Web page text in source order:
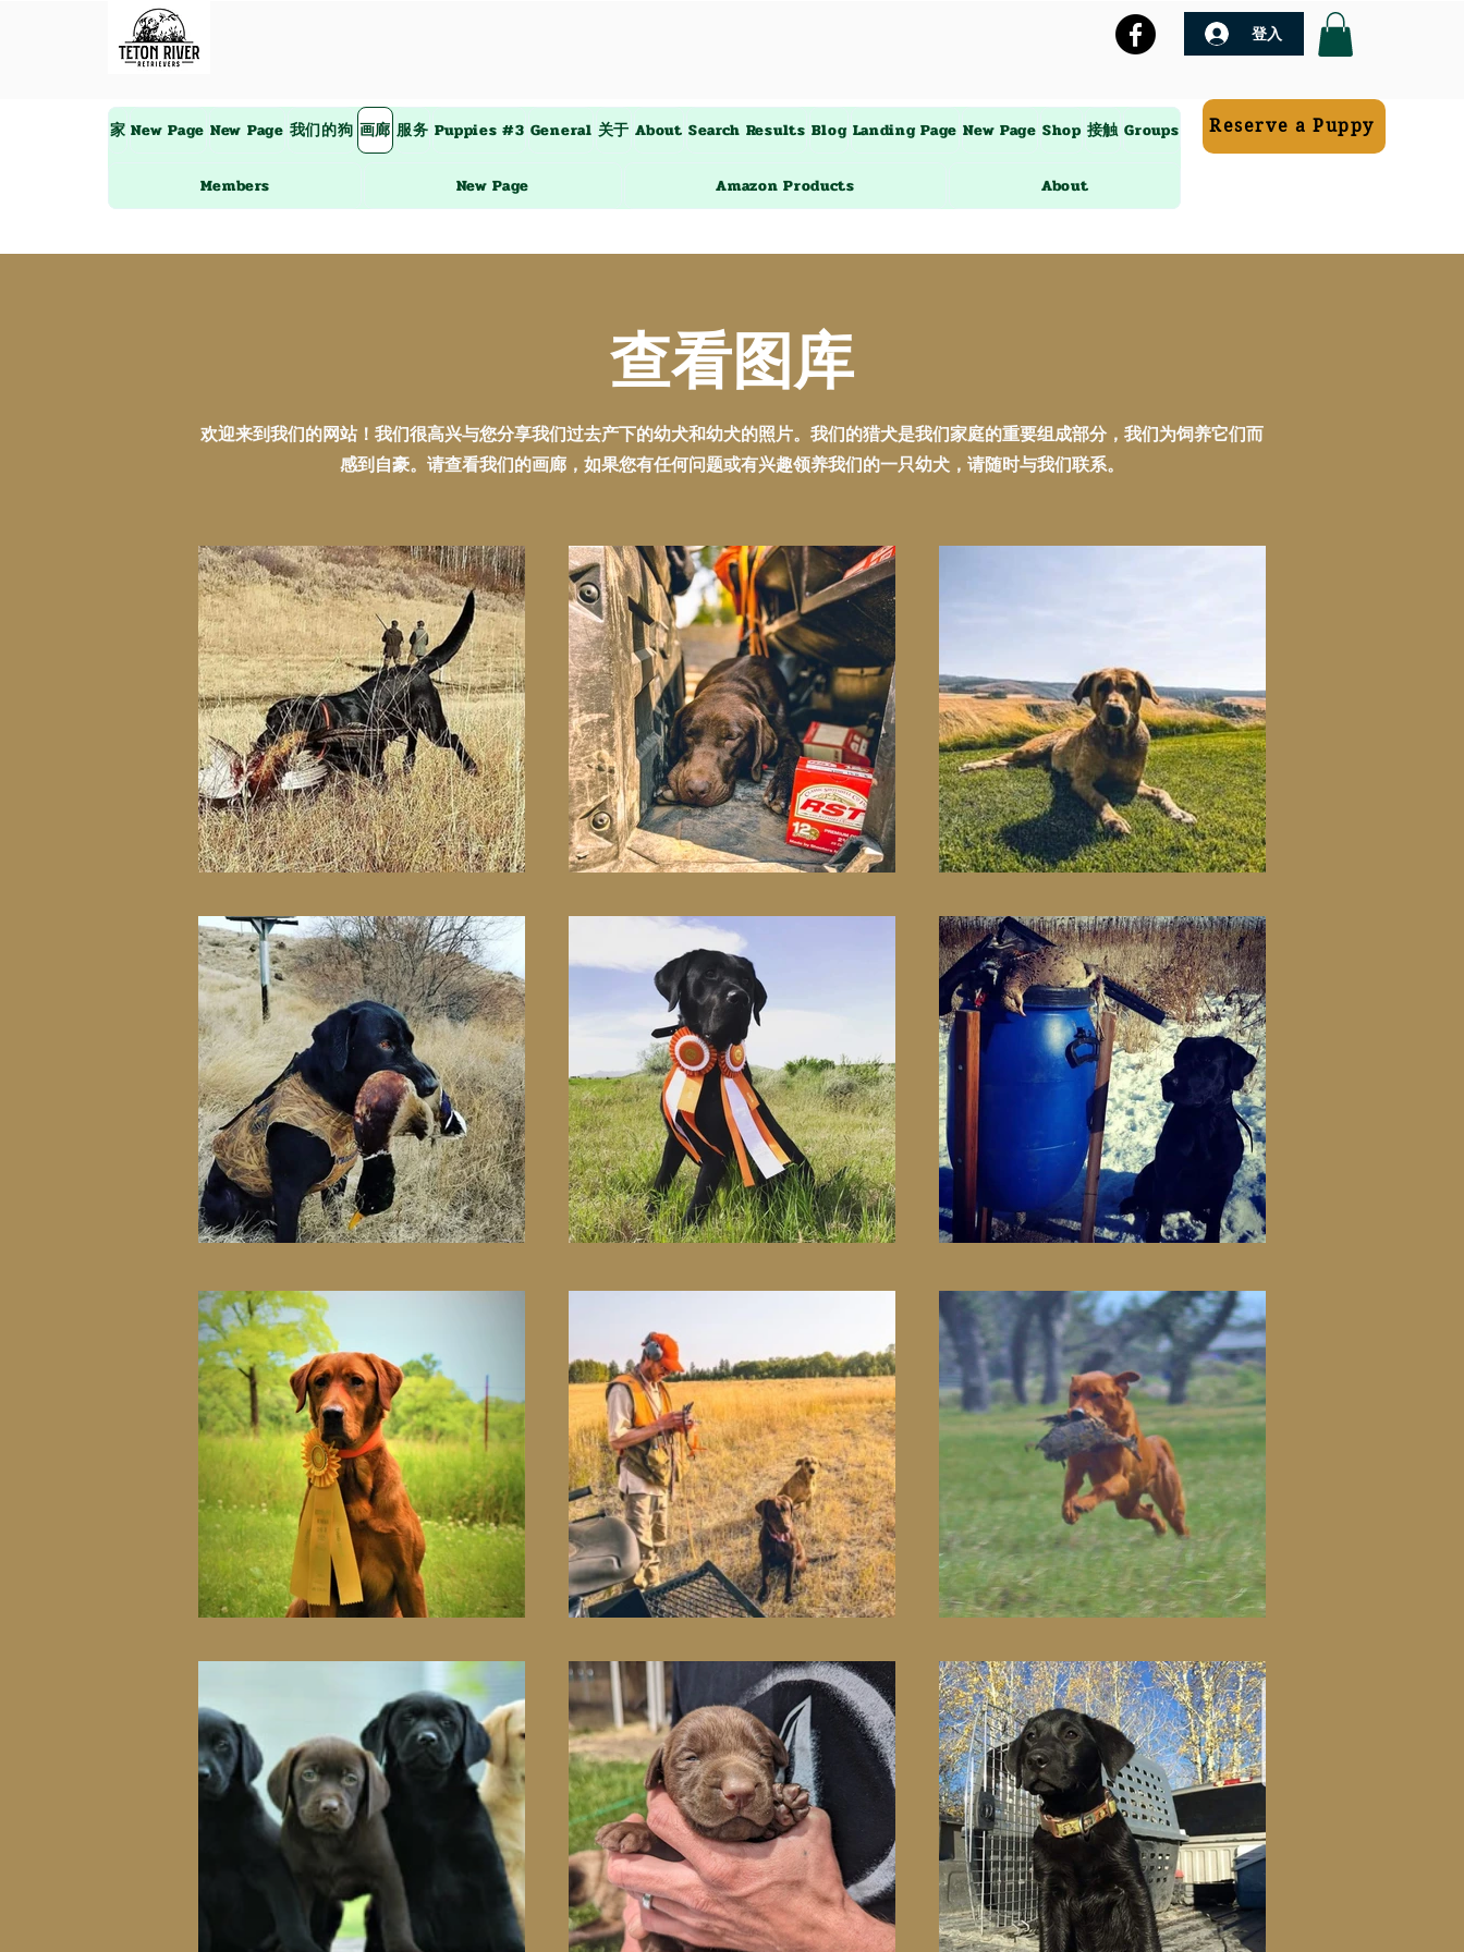
登入
家 New Page New Page 我们的狗 画廊 服务 Puppies #3 General 关于 About Search Results Blog Landing Page New Page Shop 接触 Groups
Members New Page Amazon Products About
Reserve a Puppy
查看图库
欢迎来到我们的网站！我们很高兴与您分享我们过去产下的幼犬和幼犬的照片。我们的猎犬是我们家庭的重要组成部分，我们为饲养它们而
感到自豪。请查看我们的画廊，如果您有任何问题或有兴趣领养我们的一只幼犬，请随时与我们联系。